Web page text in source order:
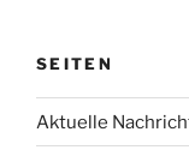
SEITEN
Aktuelle